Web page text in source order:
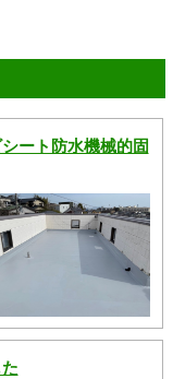
ート防水機械的固